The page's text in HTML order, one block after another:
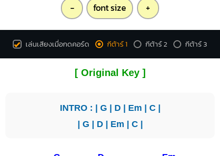
- font size +
เล่นเสียงเมื่อกดคอร์ด กีต้าร์ 1 กีต้าร์ 2 กีต้าร์ 3
[ Original Key ]
INTRO : | G | D| Em | C|
| G | D| Em | C|